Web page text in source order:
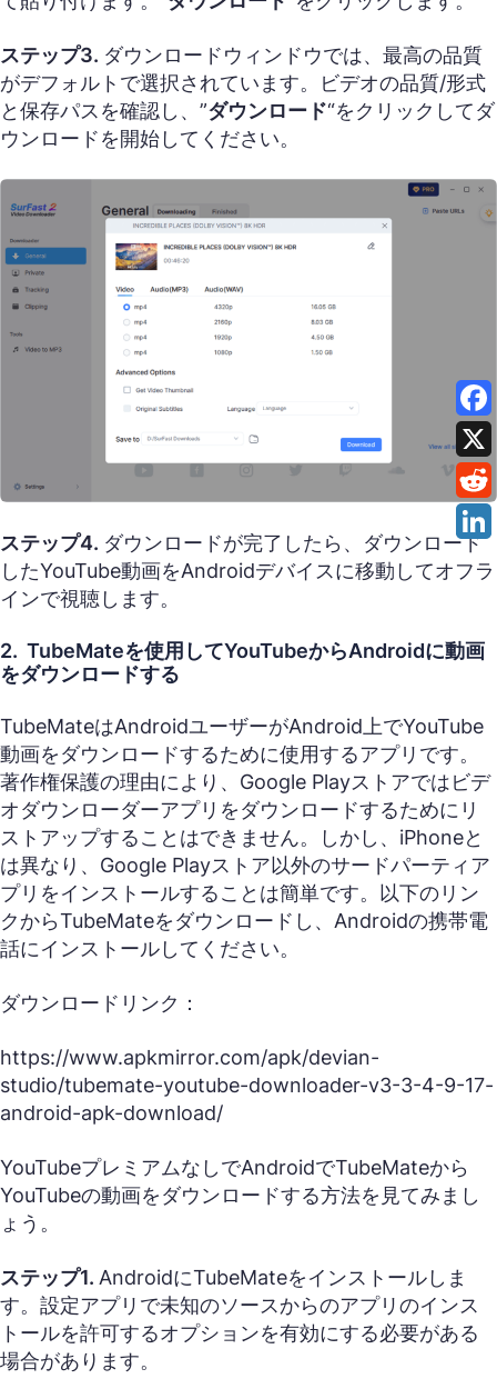
ステップ3. ダウンロードウィンドウでは、最高の品質
がデフォルトで選択されています。ビデオの品質/形式
と保存パスを確認し、”ダウンロード“をクリックしてダ
ウンロードを開始してください。
ステップ4. ダウンロードが完了したら、ダウンロード
したYouTube動画をAndroidデバイスに移動してオフラ
インで視聴します。
2. TubeMateを使用してYouTubeからAndroidに動画
をダウンロードする
TubeMateはAndroidユーザーがAndroid上でYouTube
動画をダウンロードするために使用するアプリです。
著作権保護の理由により、Google Playストアではビデ
オダウンローダーアプリをダウンロードするためにリ
ストアップすることはできません。しかし、iPhoneと
は異なり、Google Playストア以外のサードパーティア
プリをインストールすることは簡単です。以下のリン
クからTubeMateをダウンロードし、Androidの携帯電
話にインストールしてください。
ダウンロードリンク：
https://www.apkmirror.com/apk/devian-
studio/tubemate-youtube-downloader-v3-3-4-9-17-
android-apk-download/
YouTubeプレミアムなしでAndroidでTubeMateから
YouTubeの動画をダウンロードする方法を見てみまし
ょう。
ステップ1. AndroidにTubeMateをインストールしま
す。設定アプリで未知のソースからのアプリのインス
トールを許可するオプションを有効にする必要がある
場合があります。